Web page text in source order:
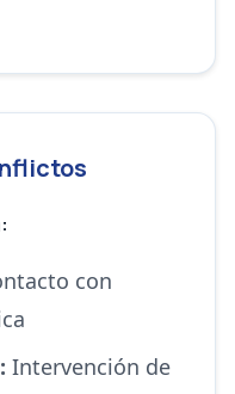
con
Intervención de